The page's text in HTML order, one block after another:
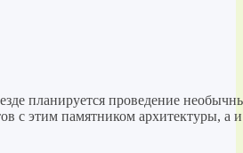
планируется проведение
с этим памятником архитектуры, а